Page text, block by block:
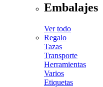
Embalajes
Ver todo
Regalo
Tazas
Transporte
Herramientas
Varios
Etiquetas